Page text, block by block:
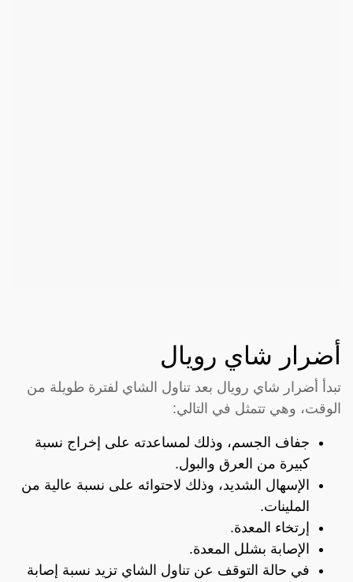
أضرار شاي رويال
تبدأ أضرار شاي رويال بعد تناول الشاي لفترة طويلة من
الوقت، وهي تتمثل في التالي:
جفاف الجسم، وذلك لمساعدته على إخراج نسبة
كبيرة من العرق والبول.
الإسهال الشديد، وذلك لاحتوائه على نسبة عالية من
الملينات.
إرتخاء المعدة.
الإصابة بشلل المعدة.
في حالة التوقف عن تناول الشاي تزيد نسبة إصابة